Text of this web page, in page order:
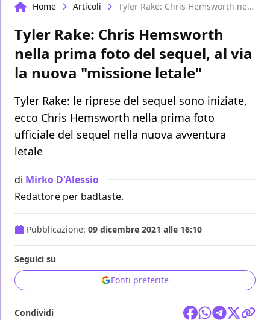
Home Articoli Tyler Rake: Chris Hemsworth nella prima foto del sequel, al via la nuova "missione letale"
Tyler Rake: Chris Hemsworth
nella prima foto del sequel, al via
la nuova "missione letale"
Tyler Rake: le riprese del sequel sono iniziate,
ecco Chris Hemsworth nella prima foto
ufficiale del sequel nella nuova avventura
letale
di Mirko D'Alessio
Redattore per badtaste.
Pubblicazione: 09 dicembre 2021 alle 16:10
Seguici su
Fonti preferite
Condividi